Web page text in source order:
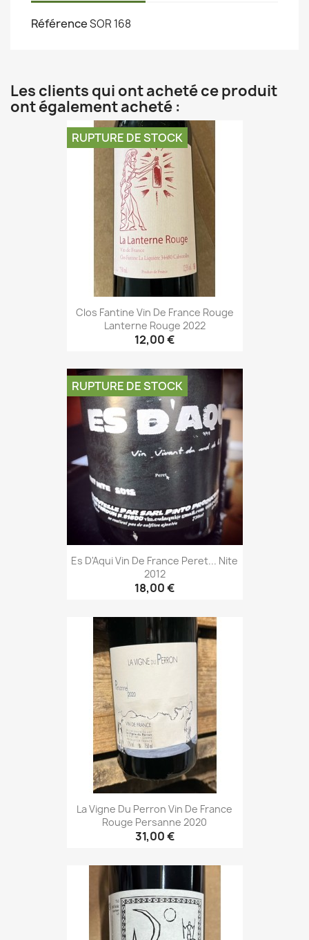
RéférenceSOR 168
Les clients qui ont acheté ce produit
ont également acheté :
Clos Fantine Vin De France Rouge
Lanterne Rouge 2022
12,00 €
RUPTURE DE STOCK
Es D'Aqui Vin De France Peret... Nite
2012
18,00 €
RUPTURE DE STOCK
La Vigne Du Perron Vin De France
Rouge Persanne 2020
31,00 €